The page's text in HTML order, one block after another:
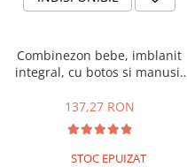
Combinezon bebe, imblanit
integral, cu botos si manusi,
137,27 RON
STOC EPUIZAT